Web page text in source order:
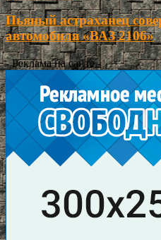
Пьяный астраханец
автомобиля «ВАЗ 2106»
- Реклама на сайте -